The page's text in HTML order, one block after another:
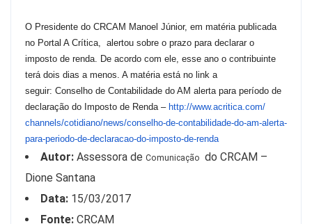
O Presidente do CRCAM Manoel Júnior, em matéria publicada
no Portal A Crítica, alertou sobre o prazo para declarar o
imposto de renda. De acordo com ele, esse ano o contribuinte
terá dois dias a menos. A matéria está no link a
seguir: Conselho de Contabilidade do AM alerta para período de
declaração do Imposto de Renda – http://www.acritica.com/
channels/cotidiano/news/conselho-de-contabilidade-do-am-alerta-
para-periodo-de-declaracao-do-imposto-de-renda
Autor: Assessora de Comunicação do CRCAM –
Dione Santana
Data: 15/03/2017
Fonte: CRCAM